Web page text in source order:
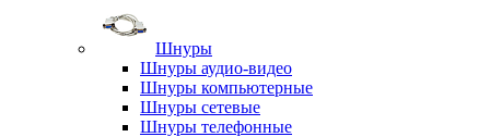
Шнуры
Шнуры аудио-видео
Шнуры компьютерные
Шнуры сетевые
Шнуры телефонные